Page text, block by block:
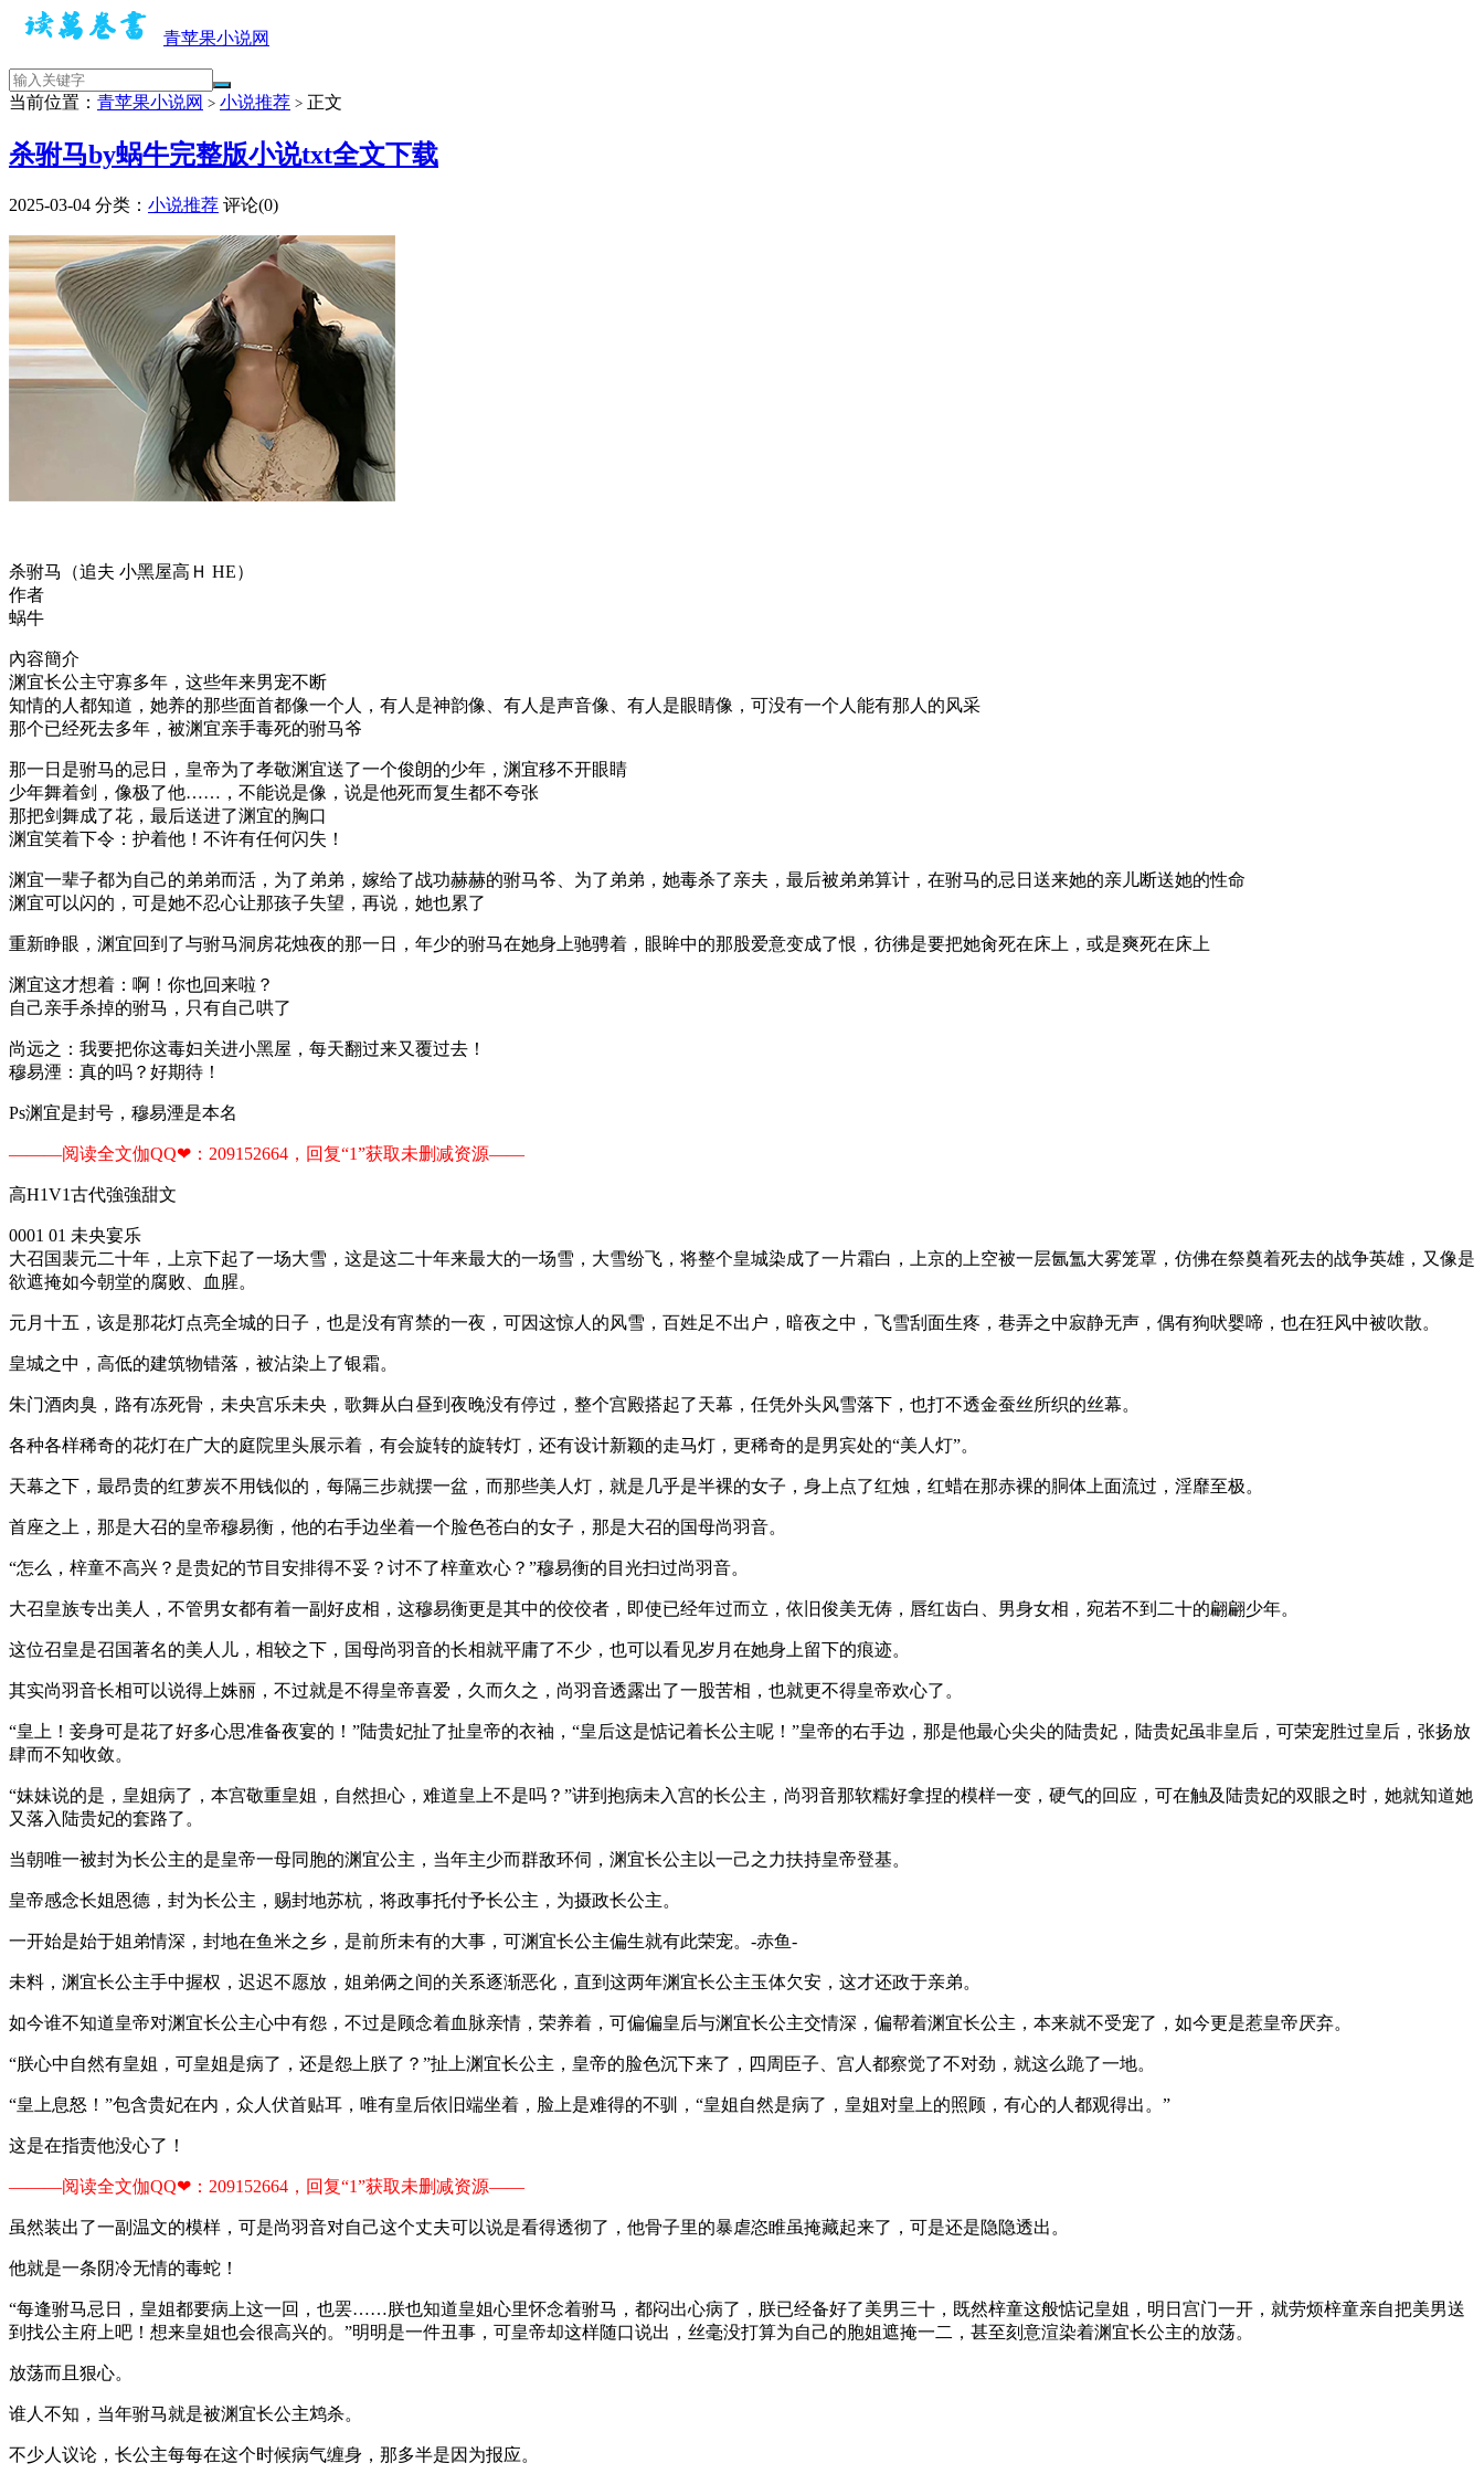
青苹果小说网
当前位置： 青苹果小说网 > 小说推荐 > 正文
杀驸马by蜗牛完整版小说txt全文下载
2025-03-04 分类： 小说推荐 评论(0)
杀驸马（追夫 小黑屋高Ｈ HE）
作者
蜗牛
內容簡介
渊宜长公主守寡多年，这些年来男宠不断
知情的人都知道，她养的那些面首都像一个人，有人是神韵像、有人是声音像、有人是眼睛像，可没有一个人能有那人的风采
那个已经死去多年，被渊宜亲手毒死的驸马爷
那一日是驸马的忌日，皇帝为了孝敬渊宜送了一个俊朗的少年，渊宜移不开眼睛
少年舞着剑，像极了他……，不能说是像，说是他死而复生都不夸张
那把剑舞成了花，最后送进了渊宜的胸口
渊宜笑着下令：护着他！不许有任何闪失！
渊宜一辈子都为自己的弟弟而活，为了弟弟，嫁给了战功赫赫的驸马爷、为了弟弟，她毒杀了亲夫，最后被弟弟算计，在驸马的忌日送来她的亲儿断送她的性命
渊宜可以闪的，可是她不忍心让那孩子失望，再说，她也累了
重新睁眼，渊宜回到了与驸马洞房花烛夜的那一日，年少的驸马在她身上驰骋着，眼眸中的那股爱意变成了恨，彷彿是要把她肏死在床上，或是爽死在床上
渊宜这才想着：啊！你也回来啦？
自己亲手杀掉的驸马，只有自己哄了
尚远之：我要把你这毒妇关进小黑屋，每天翻过来又覆过去！
穆易湮：真的吗？好期待！
Ps渊宜是封号，穆易湮是本名
———阅读全文伽QQ❤：209152664，回复“1”获取未删减资源—​​​​—
高H1V1古代強強甜文
0001 01 未央宴乐
大召国裴元二十年，上京下起了一场大雪，这是这二十年来最大的一场雪，大雪纷飞，将整个皇城染成了一片霜白，上京的上空被一层氤氲大雾笼罩，仿佛在祭奠着死去的战争英雄，又像是
欲遮掩如今朝堂的腐败、血腥。
元月十五，该是那花灯点亮全城的日子，也是没有宵禁的一夜，可因这惊人的风雪，百姓足不出户，暗夜之中，飞雪刮面生疼，巷弄之中寂静无声，偶有狗吠婴啼，也在狂风中被吹散。
皇城之中，高低的建筑物错落，被沾染上了银霜。
朱门酒肉臭，路有冻死骨，未央宫乐未央，歌舞从白昼到夜晚没有停过，整个宫殿搭起了天幕，任凭外头风雪落下，也打不透金蚕丝所织的丝幕。
各种各样稀奇的花灯在广大的庭院里头展示着，有会旋转的旋转灯，还有设计新颖的走马灯，更稀奇的是男宾处的“美人灯”。
天幕之下，最昂贵的红萝炭不用钱似的，每隔三步就摆一盆，而那些美人灯，就是几乎是半裸的女子，身上点了红烛，红蜡在那赤裸的胴体上面流过，淫靡至极。
首座之上，那是大召的皇帝穆易衡，他的右手边坐着一个脸色苍白的女子，那是大召的国母尚羽音。
“怎么，梓童不高兴？是贵妃的节目安排得不妥？讨不了梓童欢心？”穆易衡的目光扫过尚羽音。
大召皇族专出美人，不管男女都有着一副好皮相，这穆易衡更是其中的佼佼者，即使已经年过而立，依旧俊美无俦，唇红齿白、男身女相，宛若不到二十的翩翩少年。
这位召皇是召国著名的美人儿，相较之下，国母尚羽音的长相就平庸了不少，也可以看见岁月在她身上留下的痕迹。
其实尚羽音长相可以说得上姝丽，不过就是不得皇帝喜爱，久而久之，尚羽音透露出了一股苦相，也就更不得皇帝欢心了。
“皇上！妾身可是花了好多心思准备夜宴的！”陆贵妃扯了扯皇帝的衣袖，“皇后这是惦记着长公主呢！”皇帝的右手边，那是他最心尖尖的陆贵妃，陆贵妃虽非皇后，可荣宠胜过皇后，张扬放
肆而不知收敛。
“妹妹说的是，皇姐病了，本宫敬重皇姐，自然担心，难道皇上不是吗？”讲到抱病未入宫的长公主，尚羽音那软糯好拿捏的模样一变，硬气的回应，可在触及陆贵妃的双眼之时，她就知道她
又落入陆贵妃的套路了。
当朝唯一被封为长公主的是皇帝一母同胞的渊宜公主，当年主少而群敌环伺，渊宜长公主以一己之力扶持皇帝登基。
皇帝感念长姐恩德，封为长公主，赐封地苏杭，将政事托付予长公主，为摄政长公主。
一开始是始于姐弟情深，封地在鱼米之乡，是前所未有的大事，可渊宜长公主偏生就有此荣宠。-赤鱼-
未料，渊宜长公主手中握权，迟迟不愿放，姐弟俩之间的关系逐渐恶化，直到这两年渊宜长公主玉体欠安，这才还政于亲弟。
如今谁不知道皇帝对渊宜长公主心中有怨，不过是顾念着血脉亲情，荣养着，可偏偏皇后与渊宜长公主交情深，偏帮着渊宜长公主，本来就不受宠了，如今更是惹皇帝厌弃。
“朕心中自然有皇姐，可皇姐是病了，还是怨上朕了？”扯上渊宜长公主，皇帝的脸色沉下来了，四周臣子、宫人都察觉了不对劲，就这么跪了一地。
“皇上息怒！”包含贵妃在内，众人伏首贴耳，唯有皇后依旧端坐着，脸上是难得的不驯，“皇姐自然是病了，皇姐对皇上的照顾，有心的人都观得出。”
这是在指责他没心了！
———阅读全文伽QQ❤：209152664，回复“1”获取未删减资源—​​​​—
虽然装出了一副温文的模样，可是尚羽音对自己这个丈夫可以说是看得透彻了，他骨子里的暴虐恣睢虽掩藏起来了，可是还是隐隐透出。
他就是一条阴冷无情的毒蛇！
“每逢驸马忌日，皇姐都要病上这一回，也罢……朕也知道皇姐心里怀念着驸马，都闷出心病了，朕已经备好了美男三十，既然梓童这般惦记皇姐，明日宫门一开，就劳烦梓童亲自把美男送
到找公主府上吧！想来皇姐也会很高兴的。”明明是一件丑事，可皇帝却这样随口说出，丝毫没打算为自己的胞姐遮掩一二，甚至刻意渲染着渊宜长公主的放荡。
放荡而且狠心。
谁人不知，当年驸马就是被渊宜长公主鸩杀。
不少人议论，长公主每每在这个时候病气缠身，那多半是因为报应。